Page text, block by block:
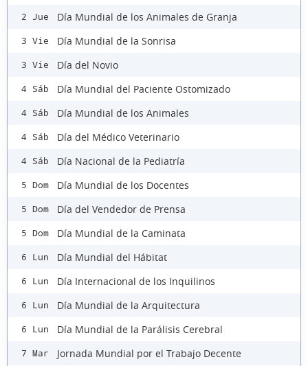
2 Jue Día Mundial de los Animales de Granja
3 Vie Día Mundial de la Sonrisa
3 Vie Día del Novio
4 Sáb Día Mundial del Paciente Ostomizado
4 Sáb Día Mundial de los Animales
4 Sáb Día del Médico Veterinario
4 Sáb Día Nacional de la Pediatría
5 Dom Día Mundial de los Docentes
5 Dom Día del Vendedor de Prensa
5 Dom Día Mundial de la Caminata
6 Lun Día Mundial del Hábitat
6 Lun Día Internacional de los Inquilinos
6 Lun Día Mundial de la Arquitectura
6 Lun Día Mundial de la Parálisis Cerebral
7 Mar Jornada Mundial por el Trabajo Decente